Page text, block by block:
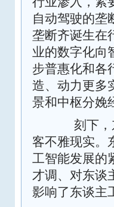
自动驾驶的垄
垄断齐诞生在
业的数字化向
步普惠化和各
造、动力更多
景和中枢分娩
刻下，东
客不雅现实。
工智能发展的
才调、对东谈
影响了东谈主